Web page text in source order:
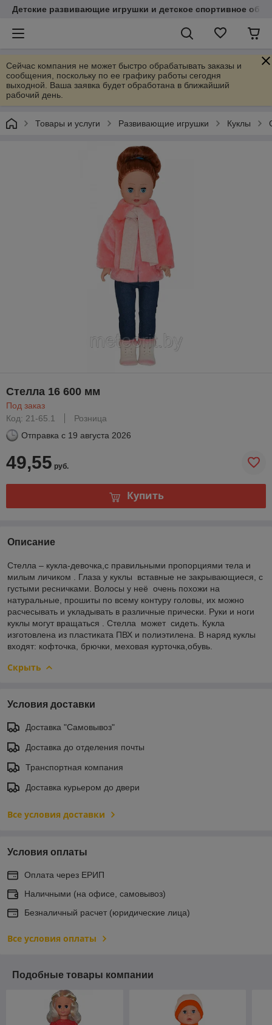
Детские развивающие игрушки и детское спортивное
Сейчас компания не может быстро обрабатывать заказы и
сообщения, поскольку по ее графику работы сегодня
выходной. Ваша заявка будет обработана в ближайший
рабочий день.
Товары и услуги Развивающие игрушки Куклы
Стелла 16 600 мм
Под заказ
Код: 21-65.1
Розница
Отправка с 19 августа 2026
49,55 руб.
Купить
Описание
Стелла – кукла-девочка,с правильными пропорциями тела и
милым личиком . Глаза у куклы вставные не закрывающиеся, с
густыми ресничками. Волосы у неё очень похожи на
натуральные, прошиты по всему контуру головы, их можно
расчесывать и укладывать в различные прически. Руки и ноги
куклы могут вращаться . Стелла может сидеть. Кукла
изготовлена из пластиката ПВХ и полиэтилена. В наряд куклы
входят: кофточка, брючки, меховая курточка,обувь.
Скрыть
Условия доставки
Доставка "Самовывоз"
Доставка до отделения почты
Транспортная компания
Доставка курьером до двери
Все условия доставки
Условия оплаты
Оплата через ЕРИП
Наличными (на офисе, самовывоз)
Безналичный расчет (юридические лица)
Все условия оплаты
Подобные товары компании